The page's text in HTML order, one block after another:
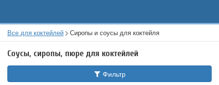
Все для коктейлей Сиропы и соусы для коктейля
Соусы, сиропы, пюре для коктейлей
Фильтр